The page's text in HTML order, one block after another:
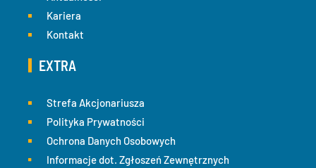
Kariera
Kontakt
EXTRA
Strefa Akcjonariusza
Polityka Prywatności
Ochrona Danych Osobowych
Informacje dot. Zgłoszeń Zewnętrznych